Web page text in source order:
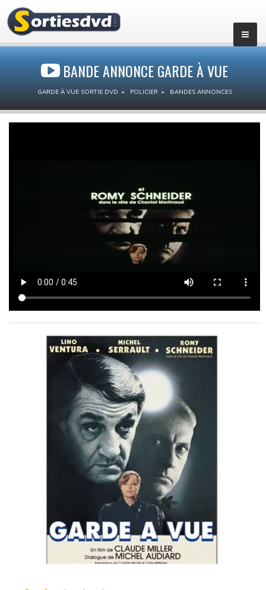
BANDE ANNONCE GARDE À VUE
GARDE À VUE SORTIE DVD POLICIER BANDES ANNONCES